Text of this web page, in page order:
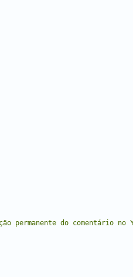
permanente do comentário no